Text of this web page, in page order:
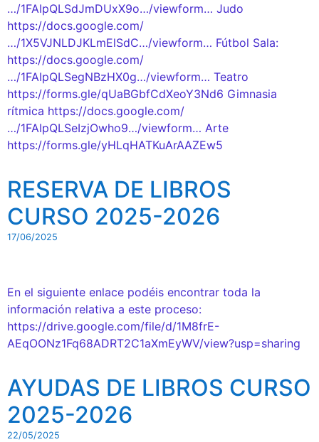
…/1FAIpQLSdJmDUxX9o…/viewform… Judo
https://docs.google.com/
…/1X5VJNLDJKLmElSdC…/viewform… Fútbol Sala:
https://docs.google.com/
…/1FAIpQLSegNBzHX0g…/viewform… Teatro
https://forms.gle/qUaBGbfCdXeoY3Nd6 Gimnasia
rítmica https://docs.google.com/
…/1FAIpQLSeIzjOwho9…/viewform… Arte
https://forms.gle/yHLqHATKuArAAZEw5
RESERVA DE LIBROS
CURSO 2025-2026
17/06/2025
En el siguiente enlace podéis encontrar toda la
información relativa a este proceso:
https://drive.google.com/file/d/1M8frE-
AEqOONz1Fq68ADRT2C1aXmEyWV/view?usp=sharing
AYUDAS DE LIBROS CURSO
2025-2026
22/05/2025